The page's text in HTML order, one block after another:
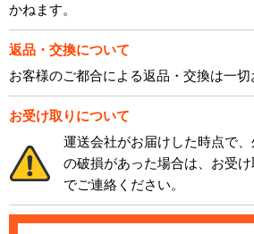
かねます。
返品・交換について
お客様のご都合による返品・交換は一切
お受け取りについて
運送会社がお届けした時点で
の破損があった場合は、お受
でご連絡ください。